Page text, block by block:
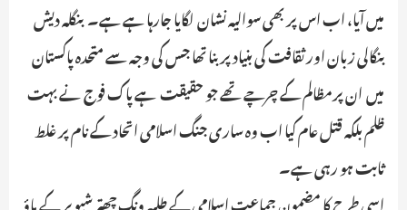
میں آیا، اب اس پر بھی سوالیہ نشان لگایا جارہا ہے ہے۔ بنگلہ دیش
بنگالی زبان اور ثقافت کی بنیاد پر بنا تھا جس کی وجہ سے متحدہ پاکستان
میں ان پرمظالم کے چرچے تھے جو حقیقت ہے پاک فوج نے بہت
ظلم بلکہ قتل عام کیا اب وہ ساری جنگ اسلامی اتحاد کے نام پر غلط
ثابت ہو رہی ہے۔
اسی طرح کا مضمون جماعت اسلامی کے طلبہ ونگ چھتر شیویر کے ماؤ